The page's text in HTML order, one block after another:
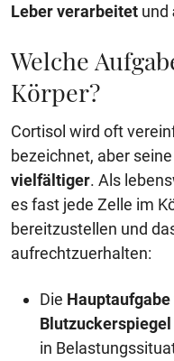
Leber verarbeitet und
Welche
Körper?
Cortisol wird oft
bezeichnet, aber seine
vielfältiger. Als
es fast jede Zelle im
bereitzustellen und
aufrechtzuerhalten:
Die Hauptaufgabe
Blutzuckerspiegel
in